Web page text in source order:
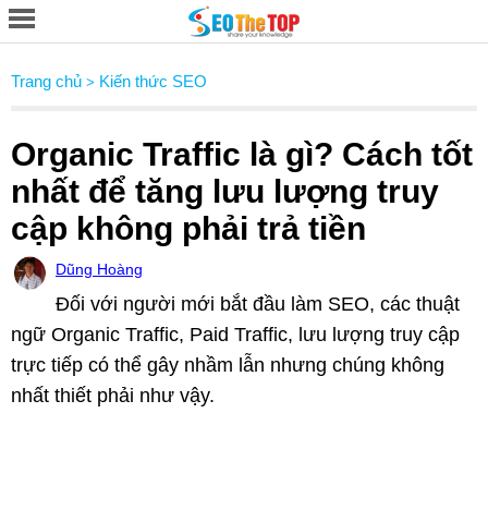
Trang chủ > Kiến thức SEO
Organic Traffic là gì? Cách tốt
nhất để tăng lưu lượng truy
cập không phải trả tiền
Dũng Hoàng
Đối với người mới bắt đầu làm SEO, các thuật
ngữ Organic Traffic, Paid Traffic, lưu lượng truy cập
trực tiếp có thể gây nhầm lẫn nhưng chúng không
nhất thiết phải như vậy.